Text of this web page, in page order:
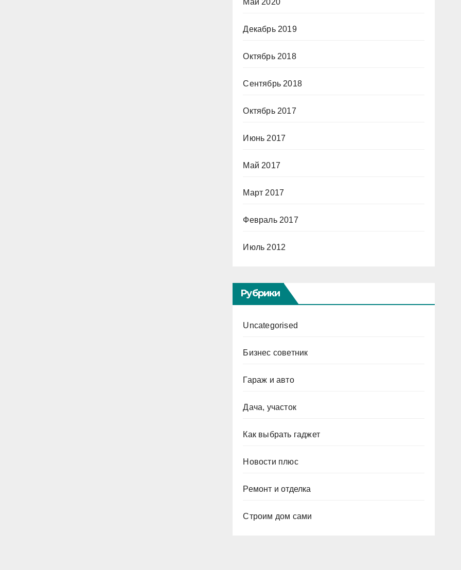
Май 2020
Декабрь 2019
Октябрь 2018
Сентябрь 2018
Октябрь 2017
Июнь 2017
Май 2017
Март 2017
Февраль 2017
Июль 2012
Рубрики
Uncategorised
Бизнес советник
Гараж и авто
Дача, участок
Как выбрать гаджет
Новости плюс
Ремонт и отделка
Строим дом сами